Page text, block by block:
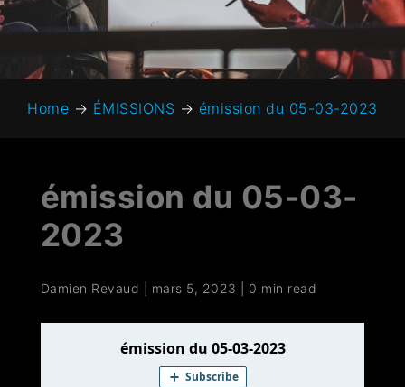
Home → ÉMISSIONS → émission du 05-03-2023
émission du 05-03-
2023
Damien Revaud mars 5, 2023 0 min read